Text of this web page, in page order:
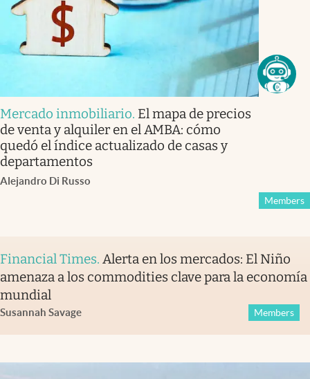
Mercado inmobiliario. El mapa de precios
de venta y alquiler en el AMBA: cómo
quedó el índice actualizado de casas y
departamentos
Alejandro Di Russo
Members
Financial Times. Alerta en los mercados: El Niño
amenaza a los commodities clave para la economía
mundial
Susannah Savage Members